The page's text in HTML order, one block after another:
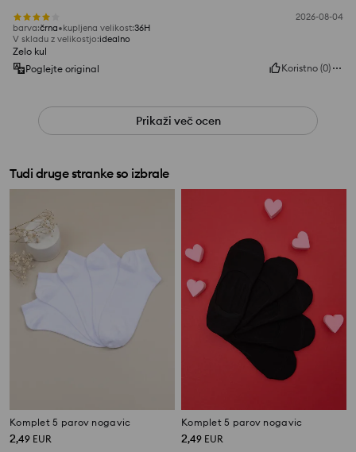
2026-08-04
barva:črna kupljena velikost:36H
V skladu z velikostjo:idealno
Zelo kul
Poglejte original
Koristno (0)
Prikaži več ocen
Tudi druge stranke so izbrale
Komplet 5 parov nogavic
2,49 EUR
Komplet 5 parov nogavic
2,49 EUR